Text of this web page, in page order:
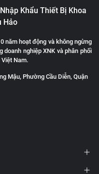
Khẩu Thiết Bị Khoa
Hảo
năm hoạt động và không ngừng
nghiệp XNK và phân phối
Nam.
Mậu, Phường Cầu Diễn, Quận